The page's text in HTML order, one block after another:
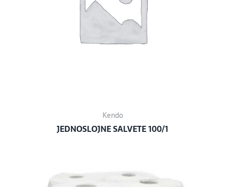
Kendo
JEDNOSLOJNE SALVETE 100/1